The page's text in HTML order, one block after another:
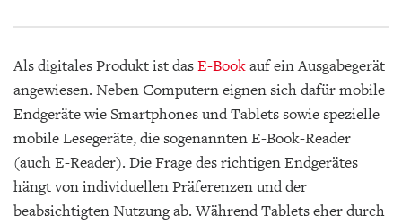
Als digitales Produkt ist dasE-Bookauf ein Ausgabegerät
angewiesen. Neben Computern eignen sich dafür mobile
Endgeräte wie Smartphones und Tablets sowie spezielle
mobile Lesegeräte, die sogenannten E-Book-Reader
(auch E-Reader). Die Frage des richtigen Endgerätes
hängt von individuellen Präferenzen und der
beabsichtigten Nutzung ab. Während Tablets eher durch